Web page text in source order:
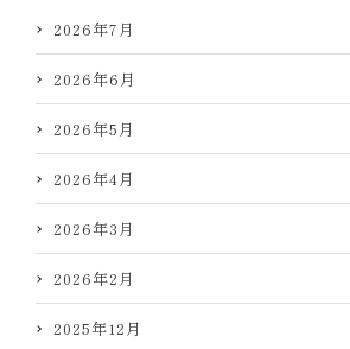
2026年7月
2026年6月
2026年5月
2026年4月
2026年3月
2026年2月
2025年12月